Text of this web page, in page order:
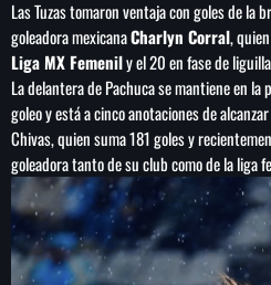
Las Tuzas tomaron ventaja con goles de la
goleadora mexicanaCharlyn Corral,
Liga MX Femenily el 20 en fase de
La delantera de Pachuca se mantiene en
goleo y está a cinco anotaciones de
Chivas, quien suma 181 goles y
goleadora tanto de su club como de la liga